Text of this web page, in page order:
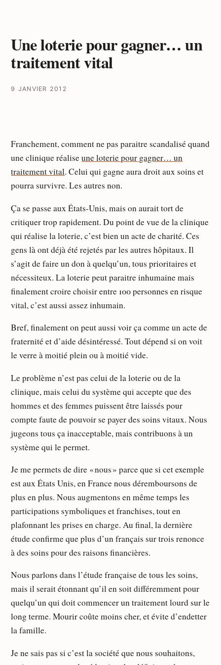
Une loterie pour gagner… un
traitement vital
9 JANVIER 2012
Franchement, comment ne pas paraitre scandalisé quand
une clinique réaliseune loterie pour gagner… un
traitement vital. Celui qui gagne aura droit aux soins et
pourra survivre. Les autres non.
Ça se passe aux États-Unis, mais on aurait tort de
critiquer trop rapidement. Du point de vue de la clinique
qui réalise la loterie, c’est bien un acte de charité. Ces
gens là ont déjà été rejetés par les autres hôpitaux. Il
s’agit de faire un don à quelqu’un, tous prioritaires et
nécessiteux. La loterie peut paraitre inhumaine mais
finalement croire choisir entre 100 personnes en risque
vital, c’est aussi assez inhumain.
Bref, finalement on peut aussi voir ça comme un acte de
fraternité et d’aide désintéressé. Tout dépend si on voit
le verre à moitié plein ou à moitié vide.
Le problème n’est pas celui de la loterie ou de la
clinique, mais celui du système qui accepte que des
hommes et des femmes puissent être laissés pour
compte faute de pouvoir se payer des soins vitaux. Nous
jugeons tous ça inacceptable, mais contribuons à un
système qui le permet.
Je me permets de dire « nous » parce que si cet exemple
est aux États Unis, en France nous déremboursons de
plus en plus. Nous augmentons en même temps les
participations symboliques et franchises, tout en
plafonnant les prises en charge. Au final, la dernière
étude confirme que plus d’un français sur trois renonce
à des soins pour des raisons financières.
Nous parlons dans l’étude française de tous les soins,
mais il serait étonnant qu’il en soit différemment pour
quelqu’un qui doit commencer un traitement lourd sur le
long terme. Mourir coûte moins cher, et évite d’endetter
la famille.
Je ne sais pas si c’est la société que nous souhaitons,